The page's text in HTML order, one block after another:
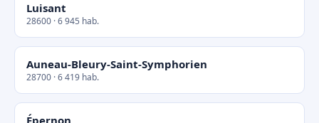
Luisant
28600 · 6 945 hab.
Auneau-Bleury-Saint-Symphorien
28700 · 6 419 hab.
Épernon